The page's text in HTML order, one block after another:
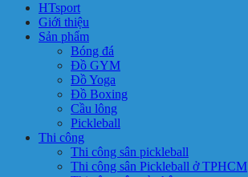
HTsport
Giới thiệu
Sản phẩm
Bóng đá
Đồ GYM
Đồ Yoga
Đồ Boxing
Cầu lông
Pickleball
Thi công
Thi công sân pickleball
Thi công sân Pickleball ở TPHCM